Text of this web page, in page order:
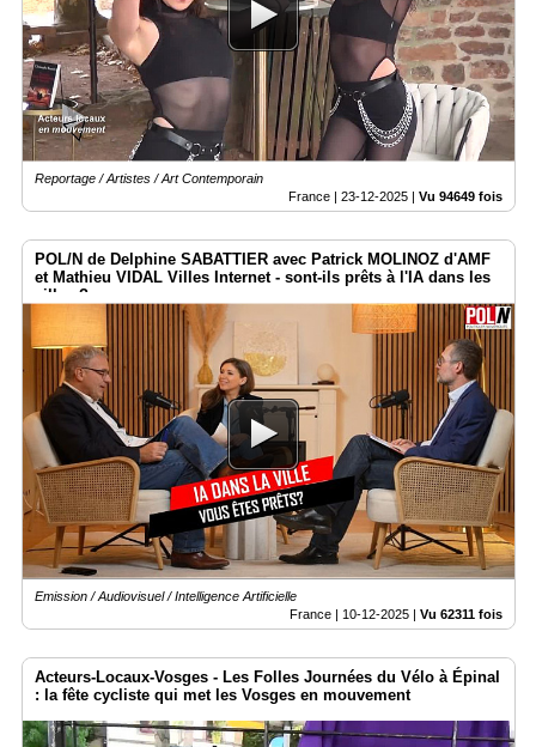
Reportage / Artistes / Art Contemporain
France | 23-12-2025 | Vu 94649 fois
POL/N de Delphine SABATTIER avec Patrick MOLINOZ d'AMF
et Mathieu VIDAL Villes Internet - sont-ils prêts à l'IA dans les
villes ?
Emission / Audiovisuel / Intelligence Artificielle
France | 10-12-2025 | Vu 62311 fois
Acteurs-Locaux-Vosges - Les Folles Journées du Vélo à Épinal
: la fête cycliste qui met les Vosges en mouvement